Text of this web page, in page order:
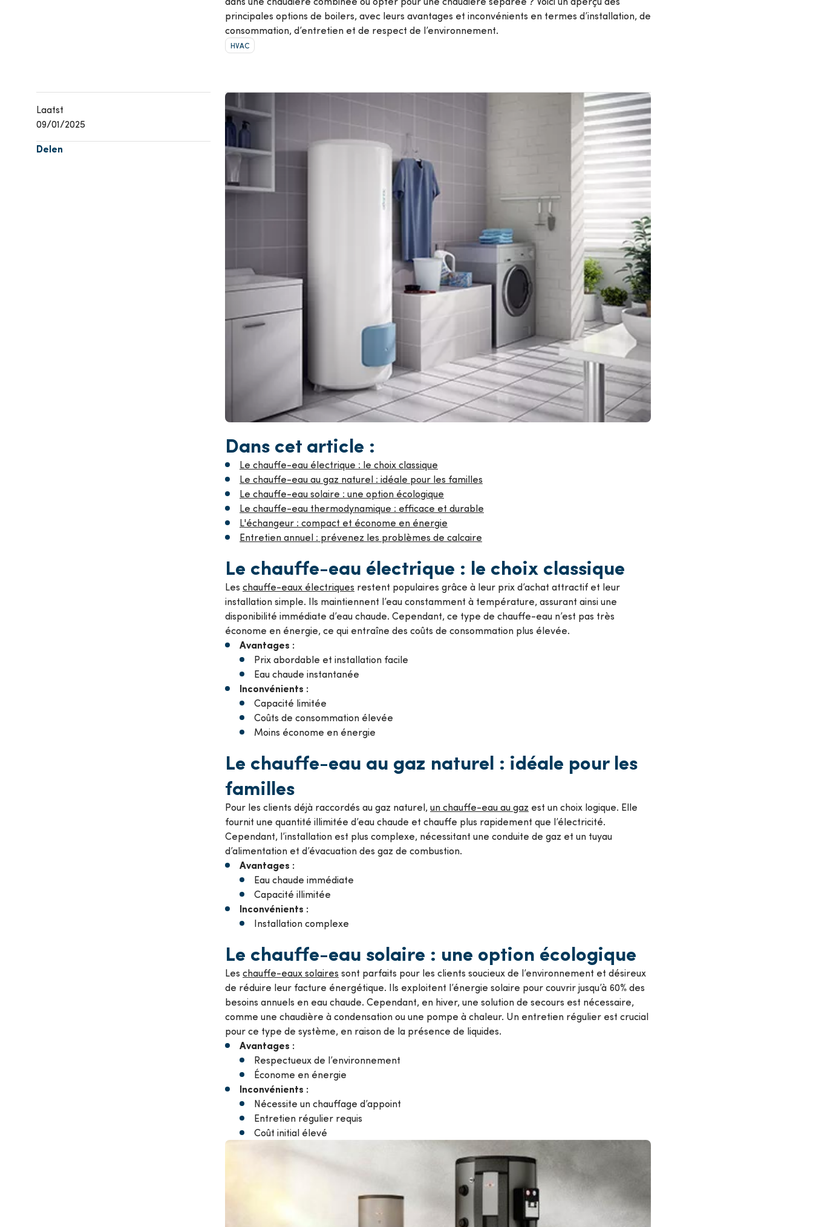
Pompes
Van Marcke College
principales options de boilers, avec leurs avantages et inconvénients en termes d’installation, de
consommation, d’entretien et de respect de l’environnement.
HVAC
Laatst
09/01/2025
Delen
Afbeelding
Dans cet article :
Le chauffe-eau électrique : le choix classique
Le chauffe-eau au gaz naturel : idéale pour les familles
Le chauffe-eau solaire : une option écologique
Le chauffe-eau thermodynamique : efficace et durable
L'échangeur : compact et économe en énergie
Entretien annuel : prévenez les problèmes de calcaire
Le chauffe-eau électrique : le choix classique
Les chauffe-eaux électriques restent populaires grâce à leur prix d’achat attractif et leur
installation simple. Ils maintiennent l’eau constamment à température, assurant ainsi une
disponibilité immédiate d’eau chaude. Cependant, ce type de chauffe-eau n’est pas très
économe en énergie, ce qui entraîne des coûts de consommation plus élevée.
Avantages :
Prix abordable et installation facile
Eau chaude instantanée
Inconvénients :
Capacité limitée
Coûts de consommation élevée
Moins économe en énergie
Le chauffe-eau au gaz naturel : idéale pour les
familles
Pour les clients déjà raccordés au gaz naturel, un chauffe-eau au gaz est un choix logique. Elle
fournit une quantité illimitée d’eau chaude et chauffe plus rapidement que l’électricité.
Cependant, l’installation est plus complexe, nécessitant une conduite de gaz et un tuyau
d’alimentation et d’évacuation des gaz de combustion.
Avantages :
Eau chaude immédiate
Capacité illimitée
Inconvénients :
Installation complexe
Le chauffe-eau solaire : une option écologique
Les chauffe-eaux solaires sont parfaits pour les clients soucieux de l’environnement et désireux
de réduire leur facture énergétique. Ils exploitent l’énergie solaire pour couvrir jusqu’à 60% des
besoins annuels en eau chaude. Cependant, en hiver, une solution de secours est nécessaire,
comme une chaudière à condensation ou une pompe à chaleur. Un entretien régulier est crucial
pour ce type de système, en raison de la présence de liquides.
Avantages :
Respectueux de l’environnement
Économe en énergie
Inconvénients :
Nécessite un chauffage d’appoint
Entretien régulier requis
Coût initial élevé